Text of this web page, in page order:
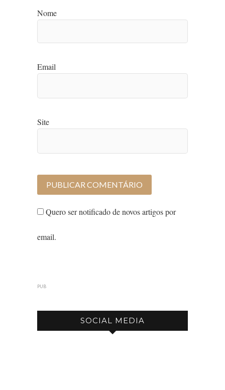
Nome
Email
Site
Quero ser notificado de novos artigos por
email.
PUB
SOCIAL MEDIA